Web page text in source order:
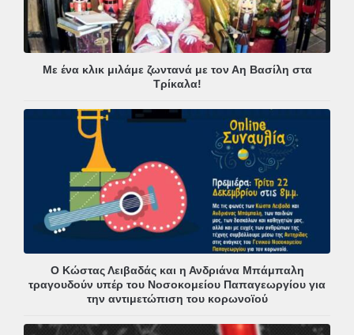
Με ένα κλικ μιλάμε ζωντανά με τον Αη Βασίλη στα
Τρίκαλα!
Ο Κώστας Λειβαδάς και η Ανδριάνα Μπάμπαλη
τραγουδούν υπέρ του Νοσοκομείου Παπαγεωργίου για
την αντιμετώπιση του κορωνοϊού